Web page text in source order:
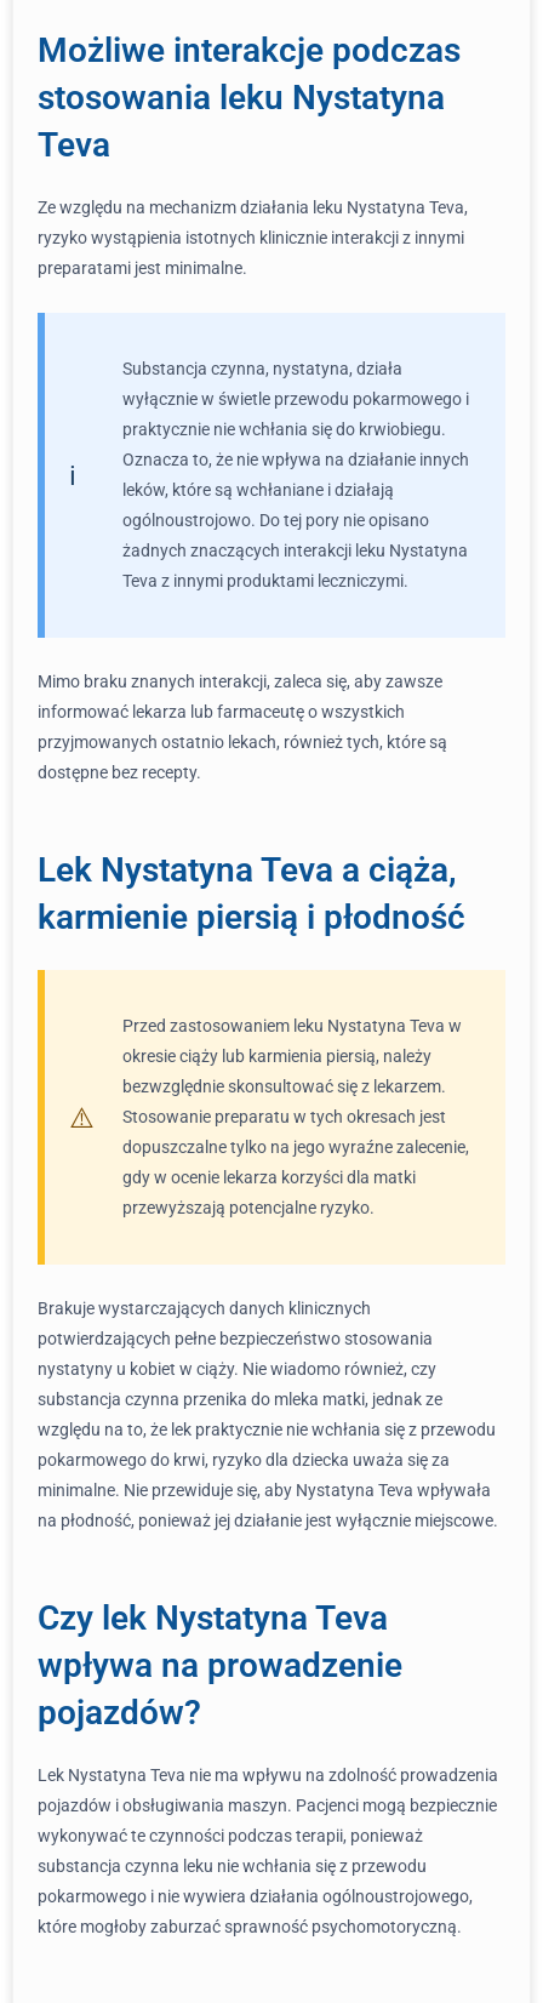
Możliwe interakcje podczas
stosowania leku Nystatyna
Teva
Ze względu na mechanizm działania leku Nystatyna Teva,
ryzyko wystąpienia istotnych klinicznie interakcji z innymi
preparatami jest minimalne.
Substancja czynna, nystatyna, działa
wyłącznie w świetle przewodu pokarmowego i
praktycznie nie wchłania się do krwiobiegu.
Oznacza to, że nie wpływa na działanie innych
leków, które są wchłaniane i działają
ogólnoustrojowo. Do tej pory nie opisano
żadnych znaczących interakcji leku Nystatyna
Teva z innymi produktami leczniczymi.
Mimo braku znanych interakcji, zaleca się, aby zawsze
informować lekarza lub farmaceutę o wszystkich
przyjmowanych ostatnio lekach, również tych, które są
dostępne bez recepty.
Lek Nystatyna Teva a ciąża,
karmienie piersią i płodność
Przed zastosowaniem leku Nystatyna Teva w
okresie ciąży lub karmienia piersią, należy
bezwzględnie skonsultować się z lekarzem.
Stosowanie preparatu w tych okresach jest
dopuszczalne tylko na jego wyraźne zalecenie,
gdy w ocenie lekarza korzyści dla matki
przewyższają potencjalne ryzyko.
Brakuje wystarczających danych klinicznych
potwierdzających pełne bezpieczeństwo stosowania
nystatyny u kobiet w ciąży. Nie wiadomo również, czy
substancja czynna przenika do mleka matki, jednak ze
względu na to, że lek praktycznie nie wchłania się z przewodu
pokarmowego do krwi, ryzyko dla dziecka uważa się za
minimalne. Nie przewiduje się, aby Nystatyna Teva wpływała
na płodność, ponieważ jej działanie jest wyłącznie miejscowe.
Czy lek Nystatyna Teva
wpływa na prowadzenie
pojazdów?
Lek Nystatyna Teva nie ma wpływu na zdolność prowadzenia
pojazdów i obsługiwania maszyn. Pacjenci mogą bezpiecznie
wykonywać te czynności podczas terapii, ponieważ
substancja czynna leku nie wchłania się z przewodu
pokarmowego i nie wywiera działania ogólnoustrojowego,
które mogłoby zaburzać sprawność psychomotoryczną.